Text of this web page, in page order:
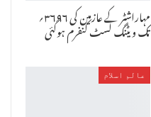
مہاراشٹر کے عازمین کی ۳۶۹۶؍
تک ویٹنگ لسٹ کنفرم ہوگئی
عالم اسلام